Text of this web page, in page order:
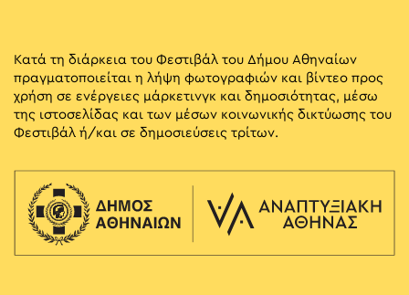
Κατά τη διάρκεια του Φεστιβάλ του Δήμου Αθηναίων
πραγματοποιείται η λήψη φωτογραφιών και βίντεο προς
χρήση σε ενέργειες μάρκετινγκ και δημοσιότητας, μέσω
της ιστοσελίδας και των μέσων κοινωνικής δικτύωσης του
Φεστιβάλ ή/και σε δημοσιεύσεις τρίτων.